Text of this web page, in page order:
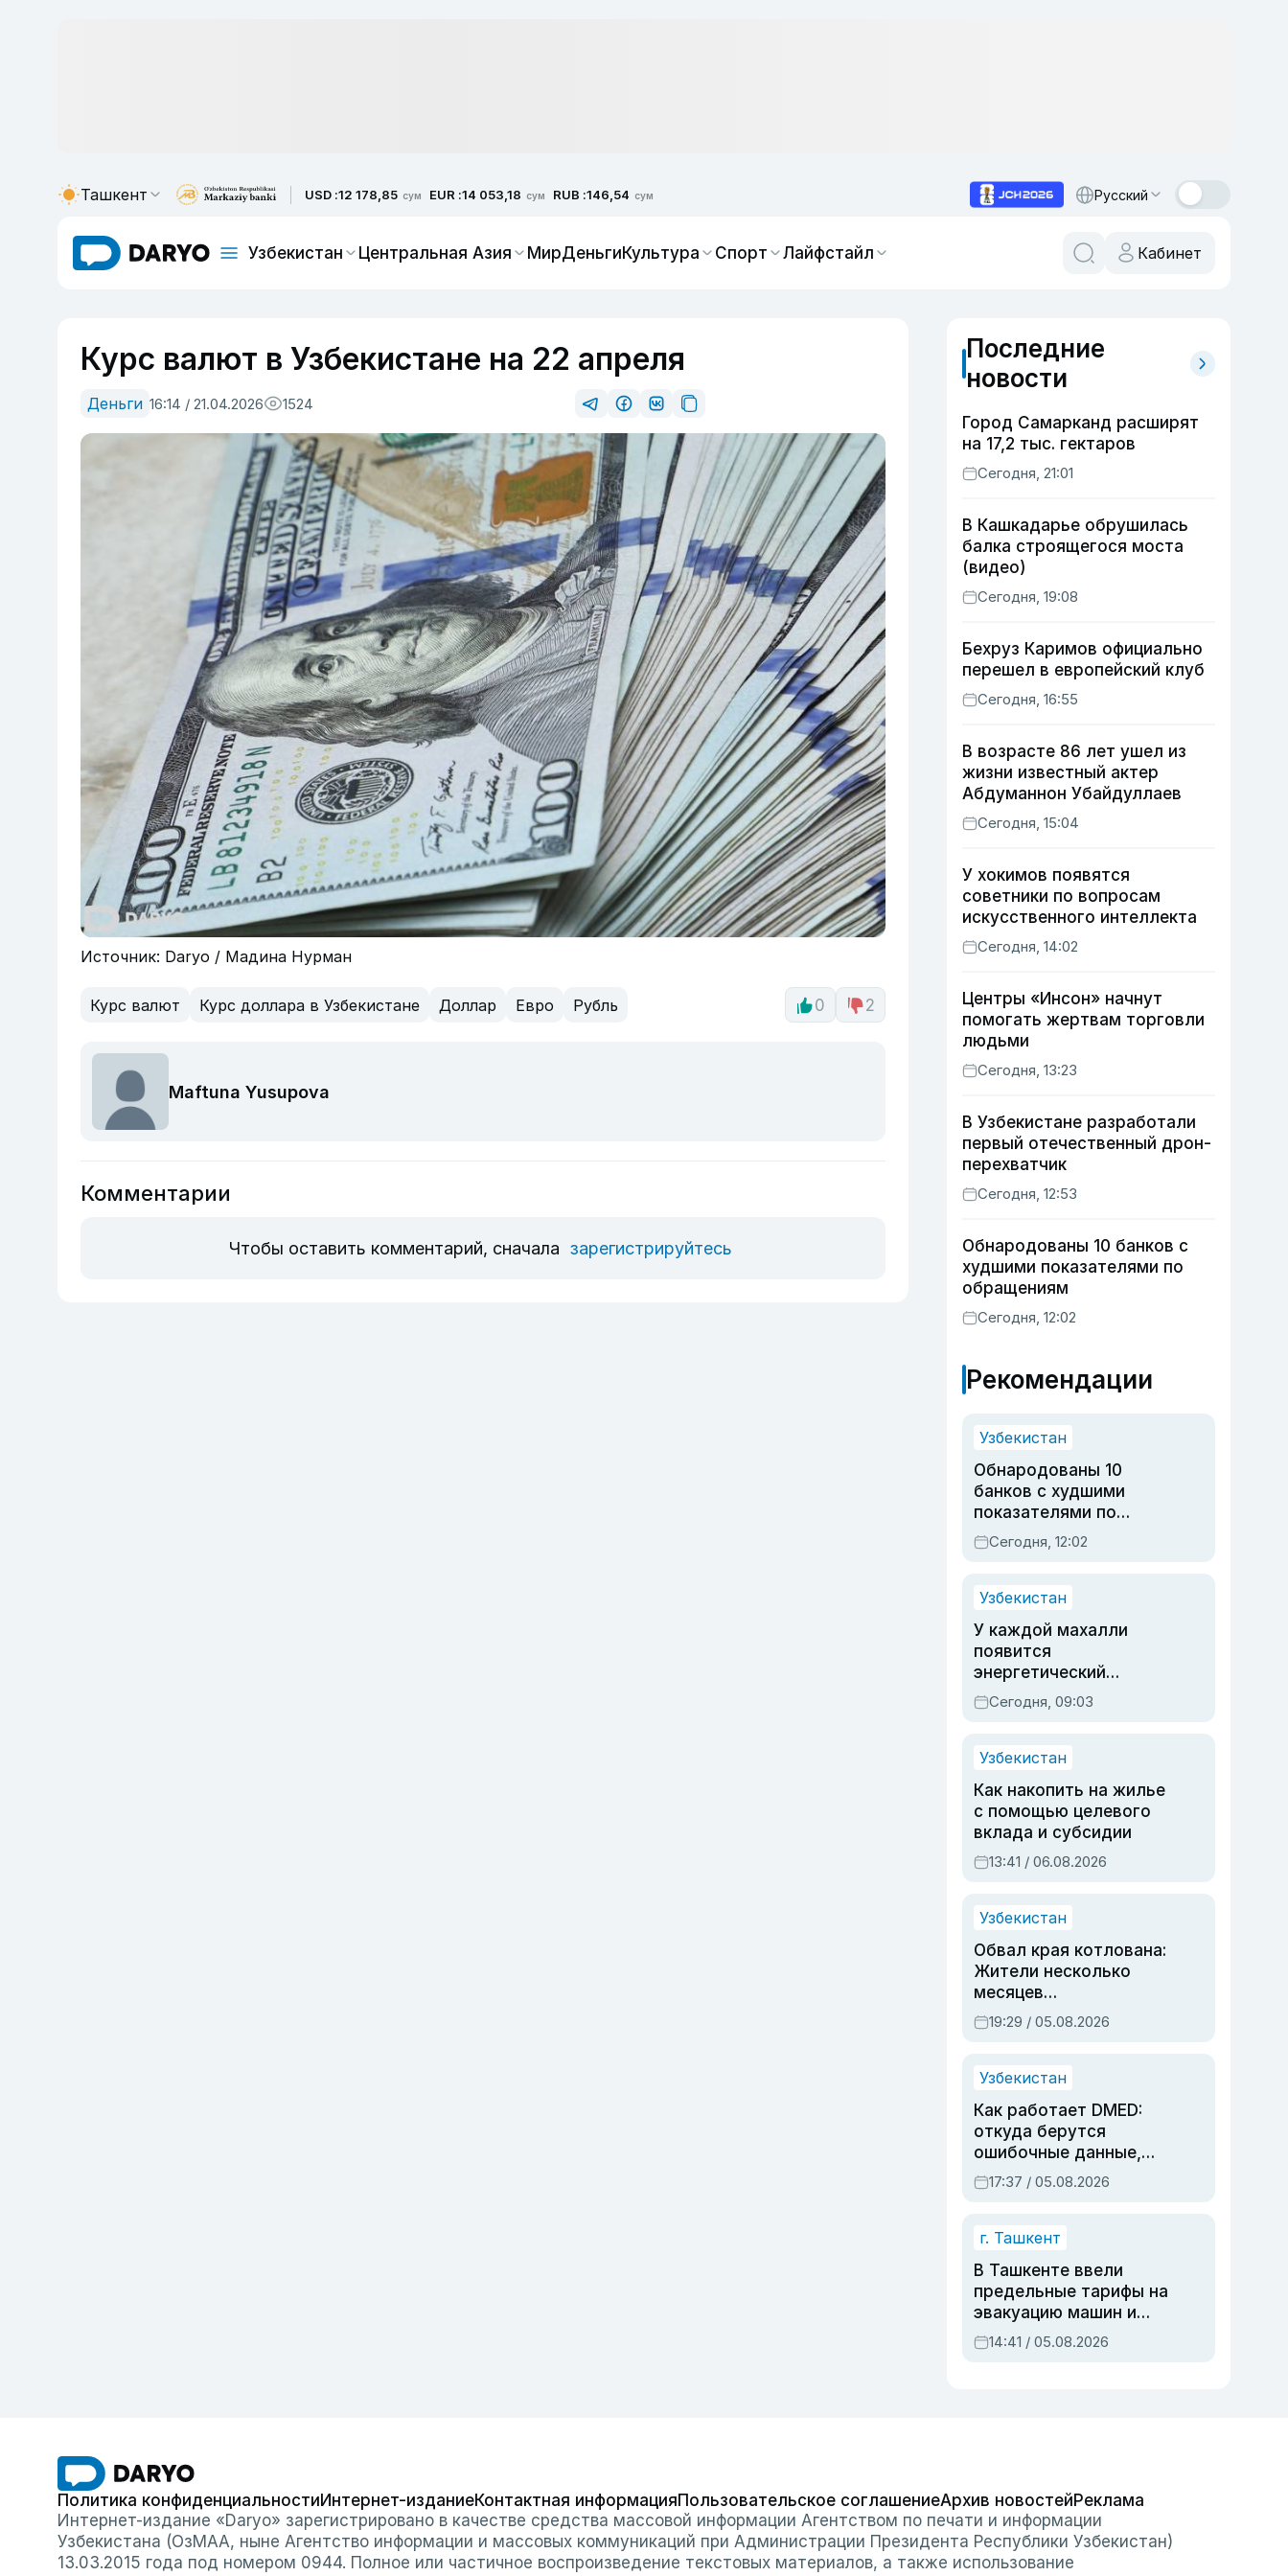
Ташкент USD :12 178,85 сум EUR :14 053,18 сум RUB :146,54 сум Русский
Узбекистан Центральная Азия МирДеньгиКультура Спорт Лайфстайл Кабинет
Курс валют в Узбекистане на 22 апреля
Деньги 16:14 / 21.04.2026 1524
Источник: Daryo / Мадина Нурман
Курс валют Курс доллара в Узбекистане Доллар Евро Рубль 0 2
Maftuna Yusupova
Комментарии
Чтобы оставить комментарий, сначала зарегистрируйтесь
Последние
новости
Город Самарканд расширят
на 17,2 тыс. гектаров
Сегодня, 21:01
В Кашкадарье обрушилась
балка строящегося моста
(видео)
Сегодня, 19:08
Бехруз Каримов официально
перешел в европейский клуб
Сегодня, 16:55
В возрасте 86 лет ушел из
жизни известный актер
Абдуманнон Убайдуллаев
Сегодня, 15:04
У хокимов появятся
советники по вопросам
искусственного интеллекта
Сегодня, 14:02
Центры «Инсон» начнут
помогать жертвам торговли
людьми
Сегодня, 13:23
В Узбекистане разработали
первый отечественный дрон-
перехватчик
Сегодня, 12:53
Обнародованы 10 банков с
худшими показателями по
обращениям
Сегодня, 12:02
Рекомендации
Узбекистан
Обнародованы 10
банков с худшими
показателями по
обращениям
Сегодня, 12:02
Узбекистан
У каждой махалли
появится
энергетический
паспорт
Сегодня, 09:03
Узбекистан
Как накопить на жилье
с помощью целевого
вклада и субсидии
13:41 / 06.08.2026
Узбекистан
Обвал края котлована:
Жители несколько
месяцев
предупреждали об
опасности, но стройка
19:29 / 05.08.2026
Узбекистан
Как работает DMED:
откуда берутся
ошибочные данные,
дубли аккаунтов и
очереди по онлайн-
17:37 / 05.08.2026
г. Ташкент
В Ташкенте ввели
предельные тарифы на
эвакуацию машин и
штрафстоянки
14:41 / 05.08.2026
Политика конфиденциальностиИнтернет-изданиеКонтактная информацияПользовательское соглашениеАрхив новостейРеклама
Интернет-издание «Daryo» зарегистрировано в качестве средства массовой информации Агентством по печати и информации
Узбекистана (ОзМАА, ныне Агентство информации и массовых коммуникаций при Администрации Президента Республики Узбекистан)
13.03.2015 года под номером 0944. Полное или частичное воспроизведение текстовых материалов, а также использование